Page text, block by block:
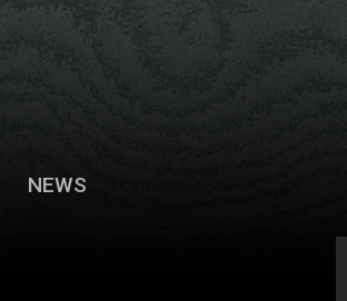
NEWS